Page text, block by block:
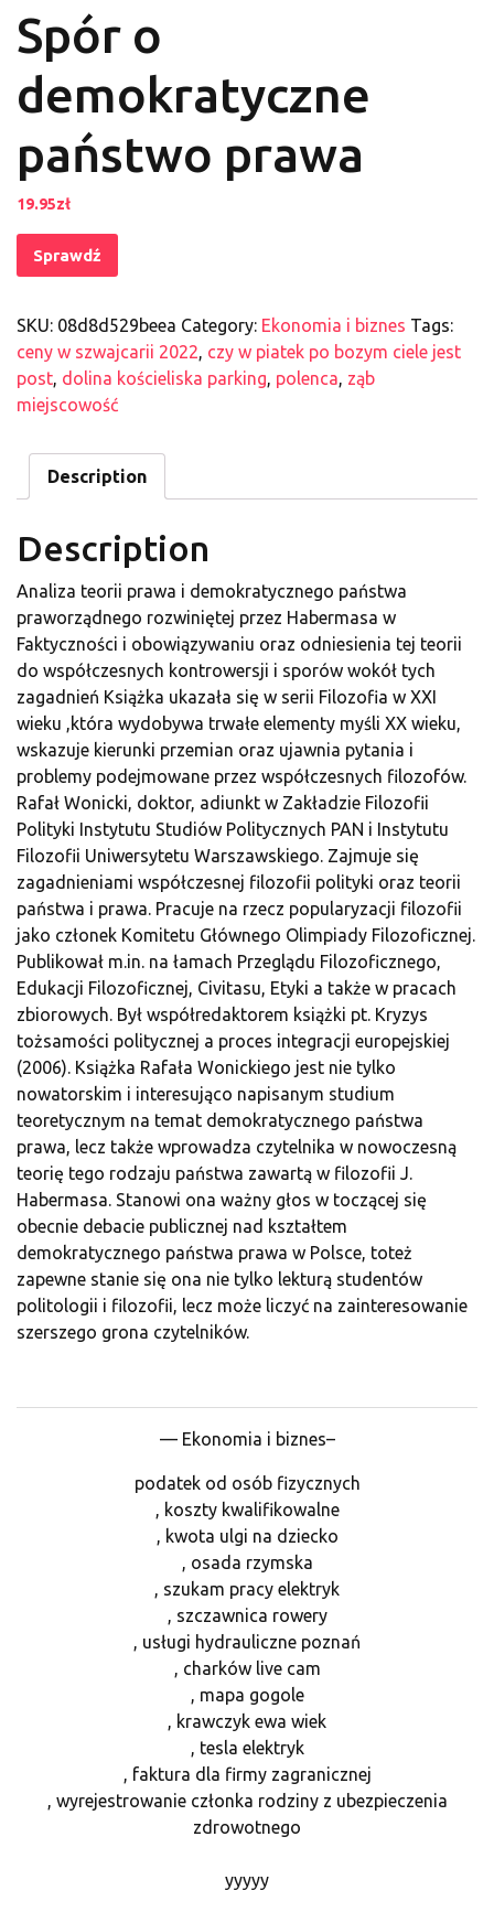
Spór o
demokratyczne
państwo prawa
19.95zł
Sprawdź
SKU: 08d8d529beea Category: Ekonomia i biznes Tags:
ceny w szwajcarii 2022, czy w piatek po bozym ciele jest
post, dolina kościeliska parking, polenca, ząb
miejscowość
Description
Description
Analiza teorii prawa i demokratycznego państwa
praworządnego rozwiniętej przez Habermasa w
Faktyczności i obowiązywaniu oraz odniesienia tej teorii
do współczesnych kontrowersji i sporów wokół tych
zagadnień Książka ukazała się w serii Filozofia w XXI
wieku ,która wydobywa trwałe elementy myśli XX wieku,
wskazuje kierunki przemian oraz ujawnia pytania i
problemy podejmowane przez współczesnych filozofów.
Rafał Wonicki, doktor, adiunkt w Zakładzie Filozofii
Polityki Instytutu Studiów Politycznych PAN i Instytutu
Filozofii Uniwersytetu Warszawskiego. Zajmuje się
zagadnieniami współczesnej filozofii polityki oraz teorii
państwa i prawa. Pracuje na rzecz popularyzacji filozofii
jako członek Komitetu Głównego Olimpiady Filozoficznej.
Publikował m.in. na łamach Przeglądu Filozoficznego,
Edukacji Filozoficznej, Civitasu, Etyki a także w pracach
zbiorowych. Był współredaktorem książki pt. Kryzys
tożsamości politycznej a proces integracji europejskiej
(2006). Książka Rafała Wonickiego jest nie tylko
nowatorskim i interesująco napisanym studium
teoretycznym na temat demokratycznego państwa
prawa, lecz także wprowadza czytelnika w nowoczesną
teorię tego rodzaju państwa zawartą w filozofii J.
Habermasa. Stanowi ona ważny głos w toczącej się
obecnie debacie publicznej nad kształtem
demokratycznego państwa prawa w Polsce, toteż
zapewne stanie się ona nie tylko lekturą studentów
politologii i filozofii, lecz może liczyć na zainteresowanie
szerszego grona czytelników.
— Ekonomia i biznes–
podatek od osób fizycznych
, koszty kwalifikowalne
, kwota ulgi na dziecko
, osada rzymska
, szukam pracy elektryk
, szczawnica rowery
, usługi hydrauliczne poznań
, charków live cam
, mapa gogole
, krawczyk ewa wiek
, tesla elektryk
, faktura dla firmy zagranicznej
, wyrejestrowanie członka rodziny z ubezpieczenia
zdrowotnego
yyyyy